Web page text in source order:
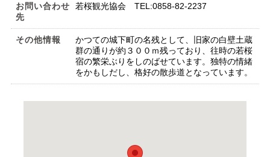
お問い合わせ
先
若桜観光協会 TEL:0858-82-2237
その他情報
かつての城下町の名残として、旧家の白壁土蔵
群の通りが約３００ｍ残っており、往時の若桜
宿の繁栄ぶりをしのばせています。独特の情緒
をかもしだし、格好の散歩道となっています。